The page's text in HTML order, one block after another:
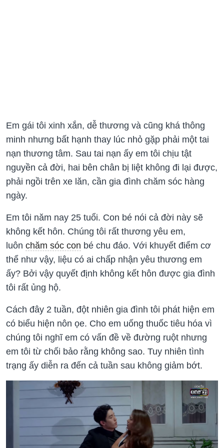
Em gái tôi xinh xắn, dễ thương và cũng khá thông
minh nhưng bất hạnh thay lúc nhỏ gặp phải một tai
nạn thương tâm. Sau tai nạn ấy em tôi chịu tật
nguyền cả đời, hai bên chân bị liệt không đi lại được,
phải ngồi trên xe lăn, cần gia đình chăm sóc hàng
ngày.
Em tôi năm nay 25 tuổi. Con bé nói cả đời này sẽ
không kết hôn. Chúng tôi rất thương yêu em,
luôn chăm sóc con bé chu đáo. Với khuyết điểm cơ
thể như vậy, liệu có ai chấp nhận yêu thương em
ấy? Bởi vậy quyết định không kết hôn được gia đình
tôi rất ủng hộ.
Cách đây 2 tuần, đột nhiên gia đình tôi phát hiện em
có biểu hiện nôn ọe. Cho em uống thuốc tiêu hóa vì
chúng tôi nghĩ em có vấn đề về đường ruột nhưng
em tôi từ chối bảo rằng không sao. Tuy nhiên tình
trạng ấy diễn ra đến cả tuần sau không giảm bớt.